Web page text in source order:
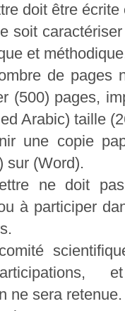
doit être écrite
soit
et
de pages
(500) pages,
Arabic) taille
une copie
sur (Word).
ne doit
à participer
ne sera retenue.